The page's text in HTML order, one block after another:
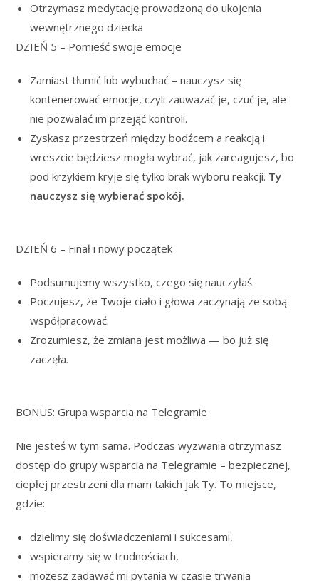
Otrzymasz medytację prowadzoną do ukojenia
wewnętrznego dziecka
DZIEŃ 5 – Pomieść swoje emocje
Zamiast tłumić lub wybuchać – nauczysz się
kontenerować emocje, czyli zauważać je, czuć je, ale
nie pozwalać im przejąć kontroli.
Zyskasz przestrzeń między bodźcem a reakcją i
wreszcie będziesz mogła wybrać, jak zareagujesz, bo
pod krzykiem kryje się tylko brak wyboru reakcji. Ty
nauczysz się wybierać spokój.
DZIEŃ 6 – Finał i nowy początek
Podsumujemy wszystko, czego się nauczyłaś.
Poczujesz, że Twoje ciało i głowa zaczynają ze sobą
współpracować.
Zrozumiesz, że zmiana jest możliwa — bo już się
zaczęła.
BONUS: Grupa wsparcia na Telegramie
Nie jesteś w tym sama. Podczas wyzwania otrzymasz
dostęp do grupy wsparcia na Telegramie – bezpiecznej,
ciepłej przestrzeni dla mam takich jak Ty. To miejsce,
gdzie:
dzielimy się doświadczeniami i sukcesami,
wspieramy się w trudnościach,
możesz zadawać mi pytania w czasie trwania